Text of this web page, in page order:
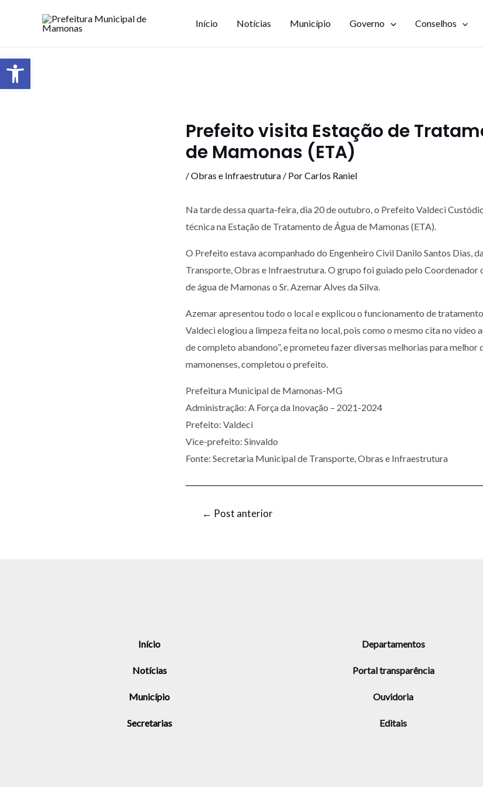
Início Notícias Município Governo Conselhos
Prefeito visita Estação de
de Mamonas (ETA)
/Obras e Infraestrutura / PorCarlos Raniel
Na tarde dessa quarta-feira, dia 20 de outubro, o Prefeito Valdeci
técnica na Estação de Tratamento de Água de Mamonas (ETA).
O Prefeito estava acompanhado do Engenheiro Civil Danilo Santos Dias,
Transporte, Obras e Infraestrutura. O grupo foi guiado pelo
de água de Mamonas o Sr. Azemar Alves da Silva.
Azemar apresentou todo o local e explicou o funcionamento de
Valdeci elogiou a limpeza feita no local, pois como o mesmo cita no vídeo
de completo abandono”, e prometeu fazer diversas melhorias para melhor
mamonenses, completou o prefeito.
Prefeitura Municipal de Mamonas-MG
Administração: A Força da Inovação – 2021-2024
Prefeito: Valdeci
Vice-prefeito: Sinvaldo
Fonte: Secretaria Municipal de Transporte, Obras e Infraestrutura
← Post anterior
Início
Notícias
Município
Secretarias
Departamentos
Portal transparência
Ouvidoria
Editais
Barra de Ferramentas Aberta